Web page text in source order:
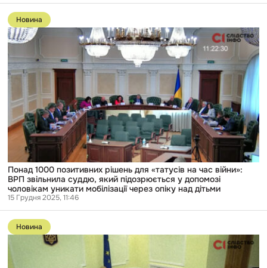
Перейти
до
публікації
Понад
1000
позитивних
рішень
для
час
війни»:
ВРП
звільнила
суддю,
підозрюється
допомозі
чоловікам
уникати
мобілізації
через
опіку
над
дітьми
Новина
Понад 1000 позитивних рішень для «татусів на час війни»:
ВРП звільнила суддю, який підозрюється у допомозі
чоловікам уникати мобілізації через опіку над дітьми
15 Грудня 2025, 11:46
Перейти
до
публікації
Слідчі
ДБР
Новина